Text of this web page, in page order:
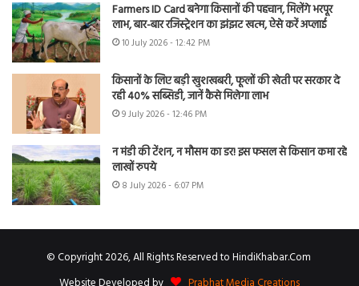
Farmers ID Card बनेगा किसानों की पहचान, मिलेंगे भरपूर
लाभ, बार-बार रजिस्ट्रेशन का झंझट खत्म, ऐसे करें अप्लाई
10 July 2026 - 12:42 PM
किसानों के लिए बड़ी खुशखबरी, फूलों की खेती पर सरकार दे
रही 40% सब्सिडी, जानें कैसे मिलेगा लाभ
9 July 2026 - 12:46 PM
न मंडी की टेंशन, न मौसम का डर! इस फसल से किसान कमा रहे
लाखों रुपये
8 July 2026 - 6:07 PM
© Copyright 2026, All Rights Reserved to HindiKhabar.Com